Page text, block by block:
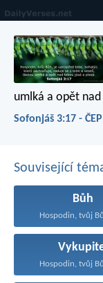
umlká a opět
Sofonjáš 3:17 - ČEP
Související
Bůh
Hospodin, tvůj
Hospodin, tvůj